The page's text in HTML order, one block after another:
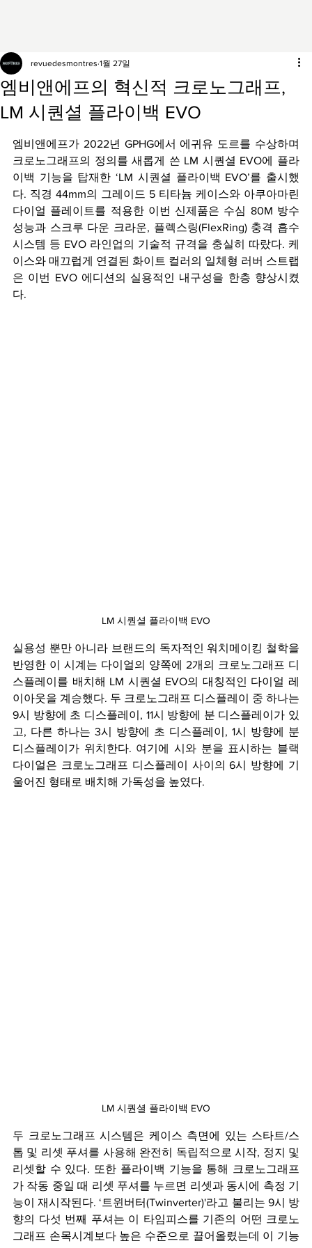
엠비앤에프의 혁신적 크로노그래프,
LM 시퀀셜 플라이백 EVO
revuedesmontres 1월 27일
엠비앤에프가 2022년 GPHG에서 에귀유 도르를 수상하며
크로노그래프의 정의를 새롭게 쓴 LM 시퀀셜 EVO에 플라
이백 기능을 탑재한 ‘LM 시퀀셜 플라이백 EVO’를 출시했
다. 직경 44mm의 그레이드 5 티타늄 케이스와 아쿠아마린
다이얼 플레이트를 적용한 이번 신제품은 수심 80M 방수
성능과 스크루 다운 크라운, 플렉스링(FlexRing) 충격 흡수
시스템 등 EVO 라인업의 기술적 규격을 충실히 따랐다. 케
이스와 매끄럽게 연결된 화이트 컬러의 일체형 러버 스트랩
은 이번 EVO 에디션의 실용적인 내구성을 한층 향상시켰
다.
LM 시퀀셜 플라이백 EVO
실용성 뿐만 아니라 브랜드의 독자적인 워치메이킹 철학을
반영한 이 시계는 다이얼의 양쪽에 2개의 크로노그래프 디
스플레이를 배치해 LM 시퀀셜 EVO의 대칭적인 다이얼 레
이아웃을 계승했다. 두 크로노그래프 디스플레이 중 하나는
9시 방향에 초 디스플레이, 11시 방향에 분 디스플레이가 있
고, 다른 하나는 3시 방향에 초 디스플레이, 1시 방향에 분
디스플레이가 위치한다. 여기에 시와 분을 표시하는 블랙
다이얼은 크로노그래프 디스플레이 사이의 6시 방향에 기
울어진 형태로 배치해 가독성을 높였다.
LM 시퀀셜 플라이백 EVO
두 크로노그래프 시스템은 케이스 측면에 있는 스타트/스
톱 및 리셋 푸셔를 사용해 완전히 독립적으로 시작, 정지 및
리셋할 수 있다. 또한 플라이백 기능을 통해 크로노그래프
가 작동 중일 때 리셋 푸셔를 누르면 리셋과 동시에 측정 기
능이 재시작된다. ‘트윈버터(Twinverter)'라고 불리는 9시 방
향의 다섯 번째 푸셔는 이 타임피스를 기존의 어떤 크로노
그래프 손목시계보다 높은 수준으로 끌어올렸는데 이 기능